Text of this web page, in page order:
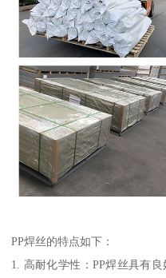
PP焊丝的特点如下：
1. 高耐化学性：PP焊丝具有